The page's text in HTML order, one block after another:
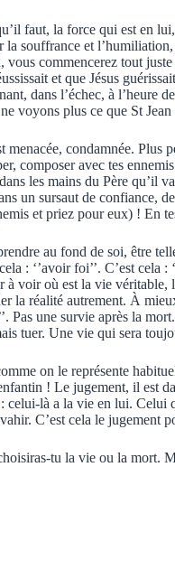
faut, la force qui est en
la souffrance et
vous commencerez tout
et que Jésus
dans l’échec, à l’heure
voyons plus ce que St Jean
menacée, condamnée. Plus
composer avec tes
les mains du Père qu’il
un sursaut de confiance,
et priez pour eux) ! En
au fond de soi, être
: ‘’avoir foi’’. C’est cela :
voir où est la vie véritable,
la réalité autrement. À
Pas une survie après la
tuer. Une vie qui sera
on le représente
! Le jugement, il est
là a la vie en lui. Celui
C’est cela le jugement
tu la vie ou la mort.